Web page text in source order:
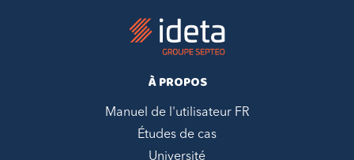
À PROPOS
Manuel de l'utilisateur FR
Études de cas
Université